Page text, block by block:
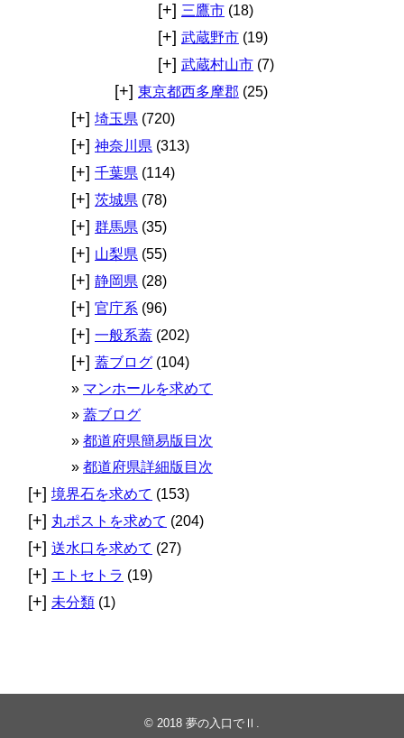
[+] 三鷹市 (18)
[+] 武蔵野市 (19)
[+] 武蔵村山市 (7)
[+] 東京都西多摩郡 (25)
[+] 埼玉県 (720)
[+] 神奈川県 (313)
[+] 千葉県 (114)
[+] 茨城県 (78)
[+] 群馬県 (35)
[+] 山梨県 (55)
[+] 静岡県 (28)
[+] 官庁系 (96)
[+] 一般系蓋 (202)
[+] 蓋ブログ (104)
マンホールを求めて
蓋ブログ
都道府県簡易版目次
都道府県詳細版目次
[+] 境界石を求めて (153)
[+] 丸ポストを求めて (204)
[+] 送水口を求めて (27)
[+] エトセトラ (19)
[+] 未分類 (1)
© 2018 夢の入口でⅡ .